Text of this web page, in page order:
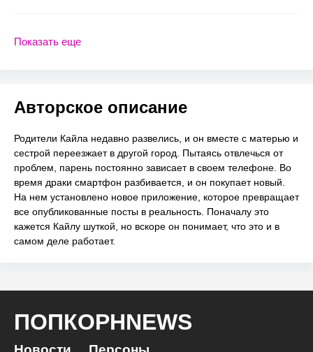
Показать еще
Авторское описание
Родители Кайла недавно развелись, и он вместе с матерью и
сестрой переезжает в другой город. Пытаясь отвлечься от
проблем, парень постоянно зависает в своем телефоне. Во
время драки смартфон разбивается, и он покупает новый.
На нем установлено новое приложение, которое превращает
все опубликованные посты в реальность. Поначалу это
кажется Кайлу шуткой, но вскоре он понимает, что это и в
самом деле работает.
ПОПКОРНNEWS